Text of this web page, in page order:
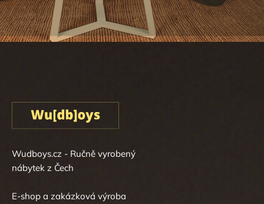
Wudboys.cz - Ručně vyrobený
nábytek z Čech
E-shop a zakázková výroba